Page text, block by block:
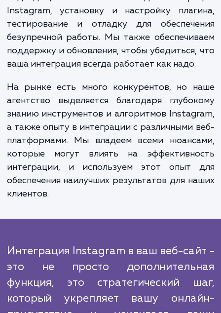
как они смогут взаимодействовать с
социальными медиа прямо на вашем сайте.
также увеличивает видимость вашего
социальных сетях и может привести к
вашего сайта.
Наш процесс работы включает анализ
потребностей и целей, выбор и
подходящего плагина или API для
Instagram, установку и настройку
тестирование и отладку для
ваша интеграция всегда работает как надо.
На рынке есть много конкурентов, но
агентство выделяется благодаря
знанию инструментов и алгоритмов
а также опыту в интеграции с различными
платформами. Мы владеем всеми